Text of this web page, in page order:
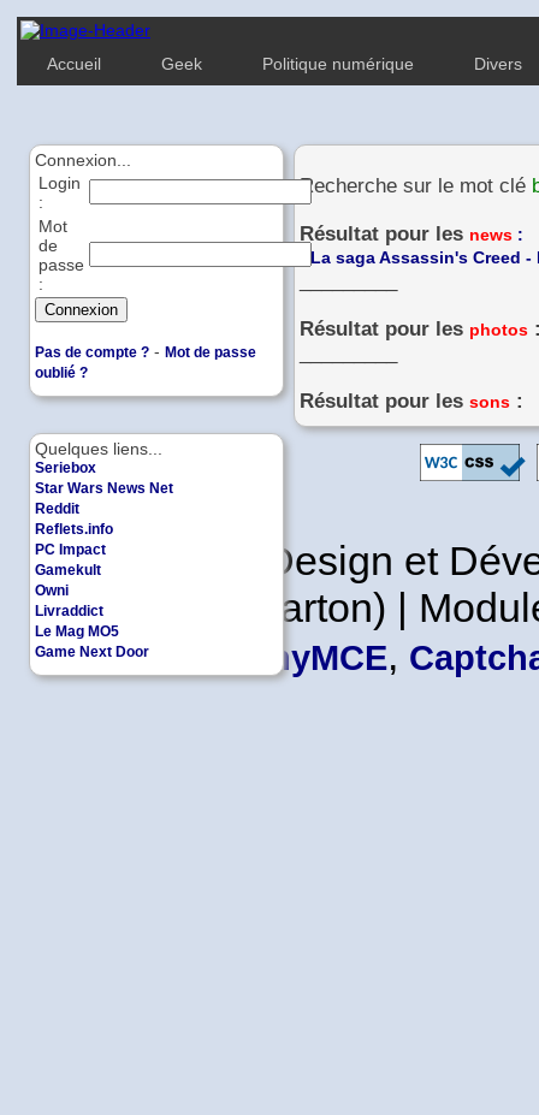
Accueil Geek Politique numérique Divers
Quelques liens...
Seriebox
Star Wars News Net
Reddit
Reflets.info
PC Impact
Gamekult
Owni
Livraddict
Le Mag MO5
Game Next Door
Connexion...
Login
:
Mot
de
passe
:
Pas de compte ? - Mot de passe
oublié ?
Recherche sur le mot clé
Résultat pour les news :
La saga Assassin's Creed
Résultat pour les photos
Résultat pour les sons :
Copyleft | Design et
Leader en Carton) |
TinyMCE,